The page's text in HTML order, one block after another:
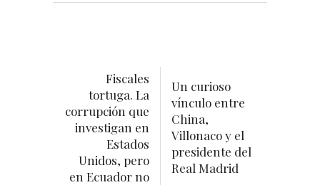
Fiscales
tortuga. La
corrupción que
investigan en
Estados
Unidos, pero
en Ecuador no
Un curioso
vínculo entre
China,
Villonaco y el
presidente del
Real Madrid